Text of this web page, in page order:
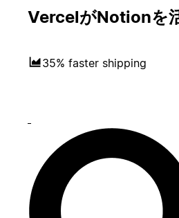
VercelがNotionを
35% faster shipping